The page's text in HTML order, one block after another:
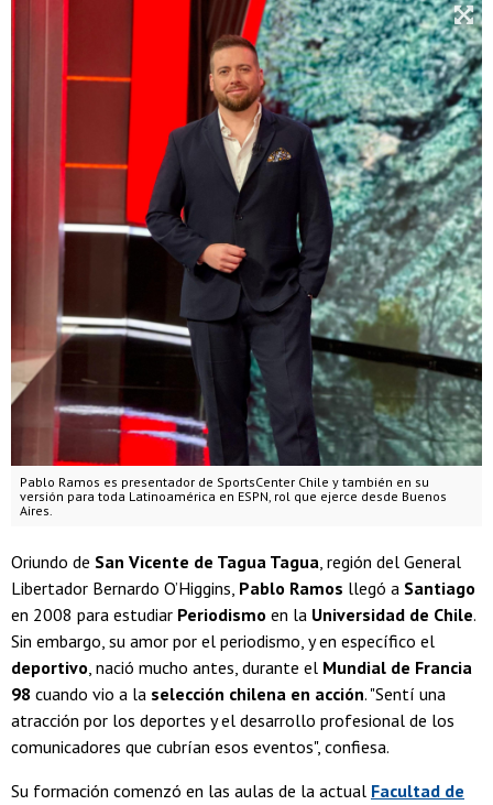
Pablo Ramos es presentador de SportsCenter Chile y también en su
versión para toda Latinoamérica en ESPN, rol que ejerce desde Buenos
Aires.
Oriundo de San Vicente de Tagua Tagua, región del General
Libertador Bernardo O’Higgins, Pablo Ramos llegó a Santiago
en 2008 para estudiar Periodismo en la Universidad de Chile.
Sin embargo, su amor por el periodismo, y en específico el
deportivo, nació mucho antes, durante el Mundial de Francia
98 cuando vio a la selección chilena en acción. "Sentí una
atracción por los deportes y el desarrollo profesional de los
comunicadores que cubrían esos eventos", confiesa.
Su formación comenzó en las aulas de la actual Facultad de